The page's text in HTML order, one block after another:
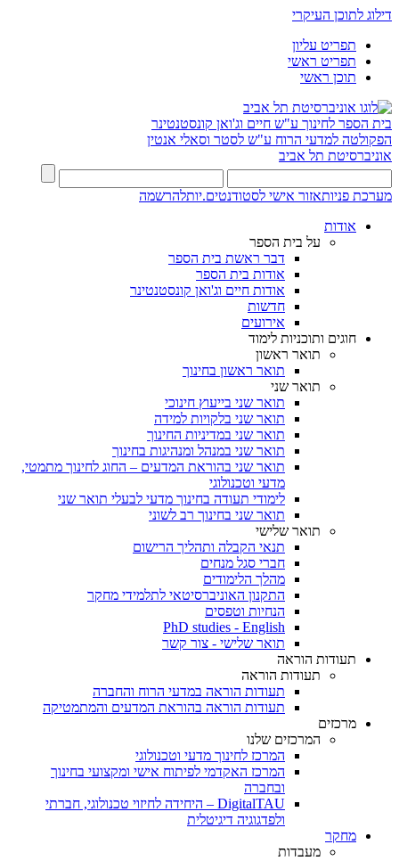
דילוג לתוכן העיקרי
תפריט עליון
תפריט ראשי
תוכן ראשי
בית הספר לחינוך ע"ש חיים וג'ואן קונסטנטינר
הפקולטה למדעי הרוח ע"ש לסטר וסאלי אנטין
אוניברסיטת תל אביב
מערכת פניותאזור אישי לסטודנטים.יותלהרשמה
אודות
על בית הספר
דבר ראשת בית הספר
אודות בית הספר
אודות חיים וג'ואן קונסטנטינר
חדשות
אירועים
חוגים ותוכניות לימוד
תואר ראשון
תואר ראשון בחינוך
תואר שני
תואר שני בייעוץ חינוכי
תואר שני בלקויות למידה
תואר שני במדיניות החינוך
תואר שני במנהל ומנהיגות בחינוך
תואר שני בהוראת המדעים – החוג לחינוך מתמטי,
מדעי וטכנולוגי
לימודי תעודה בחינוך מדעי לבעלי תואר שני
תואר שני בחינוך רב לשוני
תואר שלישי
תנאי הקבלה ותהליך הרישום
חברי סגל מנחים
מהלך הלימודים
התקנון האוניברסיטאי לתלמידי מחקר
הנחיות וטפסים
PhD studies - English
תואר שלישי - צור קשר
תעודות הוראה
תעודות הוראה
תעודות הוראה במדעי הרוח והחברה
תעודות הוראה בהוראת המדעים והמתמטיקה
מרכזים
המרכזים שלנו
המרכז לחינוך מדעי וטכנולוגי
המרכז האקדמי לפיתוח אישי ומקצועי בחינוך
ובחברה
DigitalTAU – היחידה לחיזוי טכנולוגי, חברתי
ולפדגוגיה דיגיטלית
מחקר
מעבדות